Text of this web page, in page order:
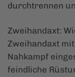
durchtrennen
Zweihandaxt:
Zweihandaxt
Nahkampf
feindliche